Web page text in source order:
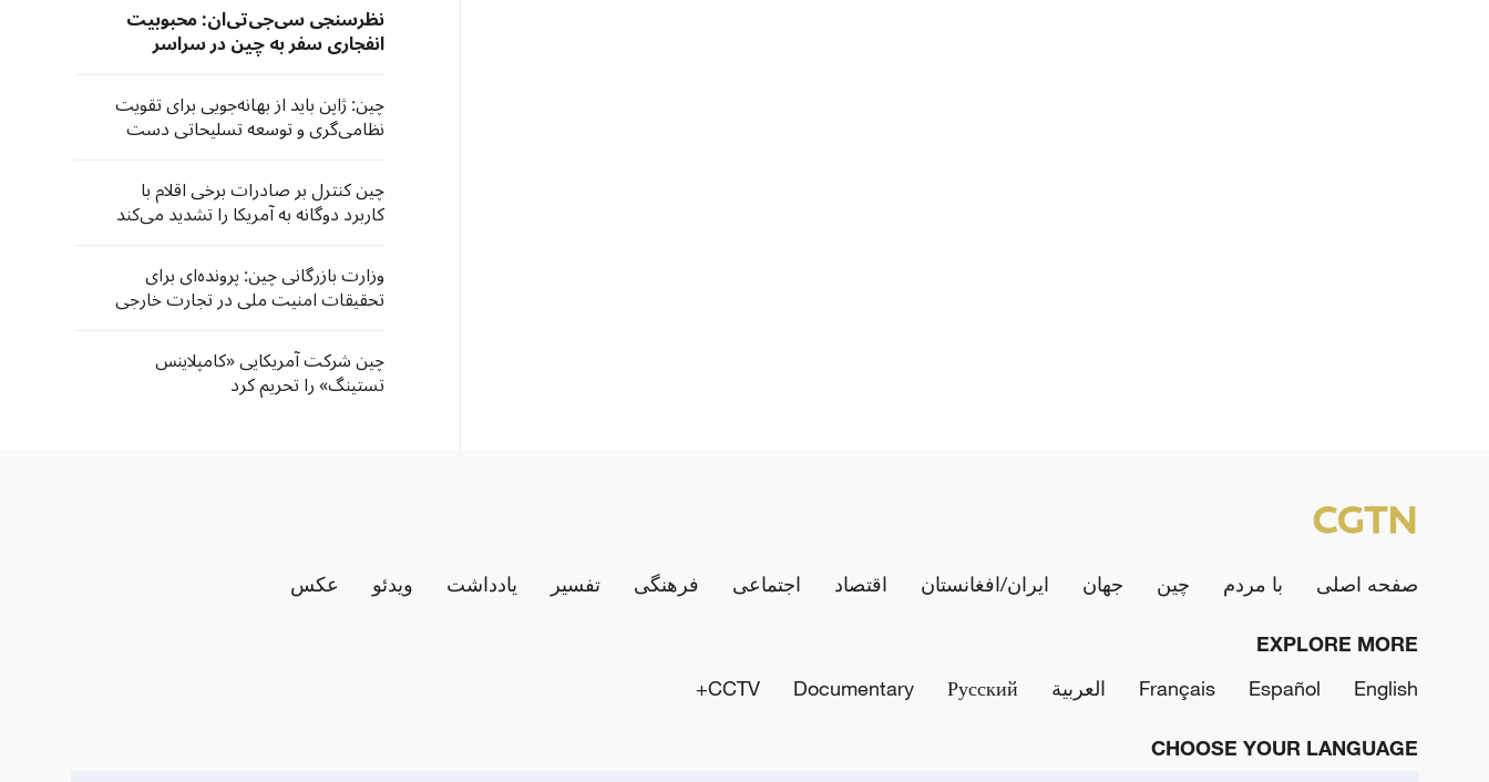
نظرسنجی سی‌جی‌تی‌ان: محبوبیت
انفجاری سفر به چین در سراسر
جهان
چین: ژاپن باید از بهانه‌جویی برای تقویت
نظامی‌گری و توسعه تسلیحاتی دست
بردارد
چین کنترل بر صادرات برخی اقلام با
کاربرد دوگانه به آمریکا را تشدید می‌کند
وزارت بازرگانی چین: پرونده‌ای برای
تحقیقات امنیت ملی در تجارت خارجی
در خصوص تجهیزات وارداتی چاپ و
فتوکپی اداری گشوده شده است
چین شرکت آمریکایی «کامپلاینس
تستینگ» را تحریم کرد
صفحه اصلی با مردم چین جهان ایران/افغانستان اقتصاد اجتماعی فرهنگی تفسیر یادداشت ویدئو عکس
EXPLORE MORE
English
Español
Français العربية Русский
Documentary
CCTV+
CHOOSE YOUR LANGUAGE